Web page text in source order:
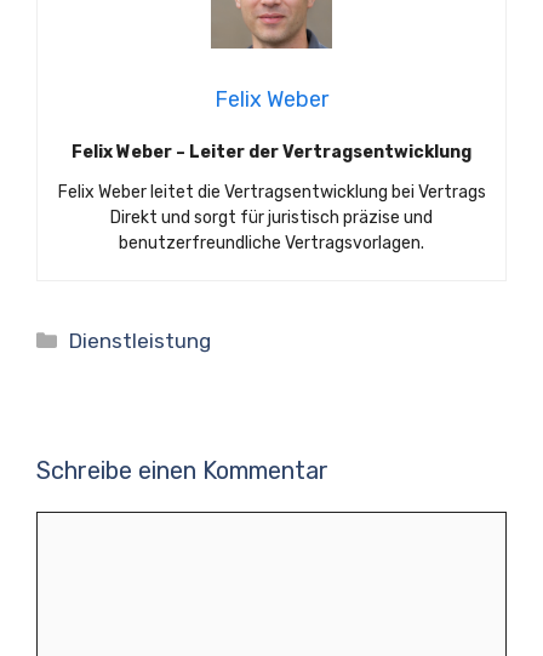
Felix Weber
Felix Weber – Leiter der Vertragsentwicklung
Felix Weber leitet die Vertragsentwicklung bei Vertrags
Direkt und sorgt für juristisch präzise und
benutzerfreundliche Vertragsvorlagen.
Kategorien
Dienstleistung
Schreibe einen Kommentar